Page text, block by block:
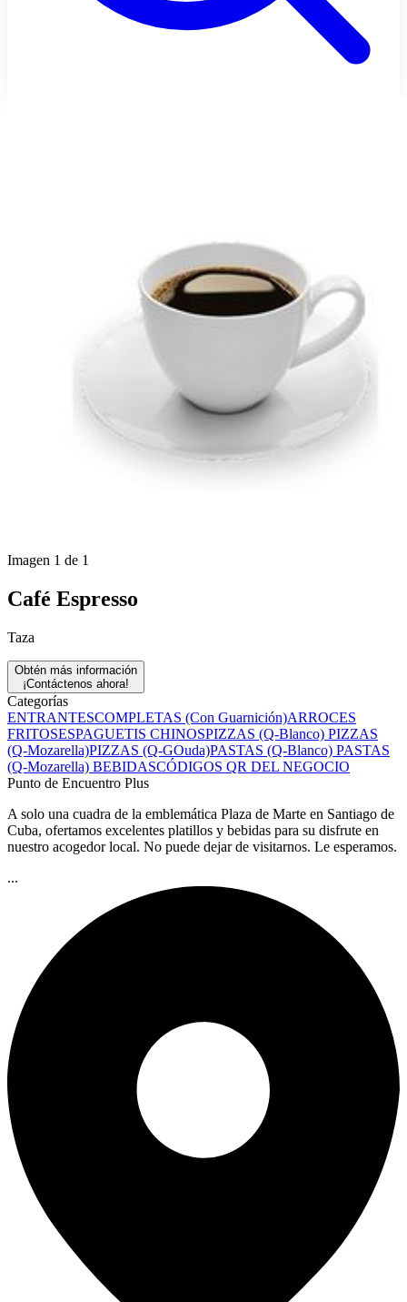
Imagen 1 de 1
Café Espresso
Taza
Obtén más información
¡Contáctenos ahora!
Categorías
ENTRANTESCOMPLETAS (Con Guarnición)ARROCES
FRITOSESPAGUETIS CHINOSPIZZAS (Q-Blanco) PIZZAS
(Q-Mozarella)PIZZAS (Q-GOuda)PASTAS (Q-Blanco) PASTAS
(Q-Mozarella) BEBIDASCÓDIGOS QR DEL NEGOCIO
Punto de Encuentro Plus
A solo una cuadra de la emblemática Plaza de Marte en Santiago de
Cuba, ofertamos excelentes platillos y bebidas para su disfrute en
nuestro acogedor local. No puede dejar de visitarnos. Le esperamos.
...